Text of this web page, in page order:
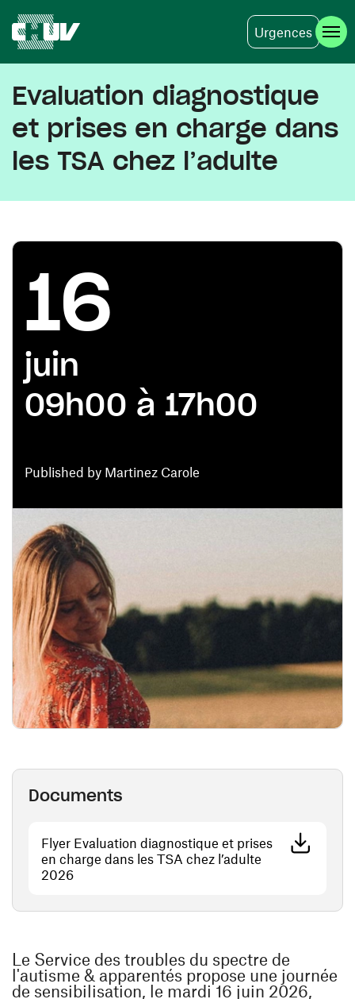
Urgences
Evaluation diagnostique
et prises en charge dans
les TSA chez l’adulte
Published by Martinez Carole
16
juin
09h00 à 17h00
Documents
Flyer Evaluation diagnostique et prises
en charge dans les TSA chez l’adulte
2026(opens in a new window)
Le Service des troubles du spectre de
l'autisme & apparentés propose une journée
de sensibilisation, le mardi 16 juin 2026,